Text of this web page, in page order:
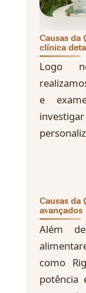
Causas da
clínica
Logo
e
Causas da
avançados
Além
como
potência